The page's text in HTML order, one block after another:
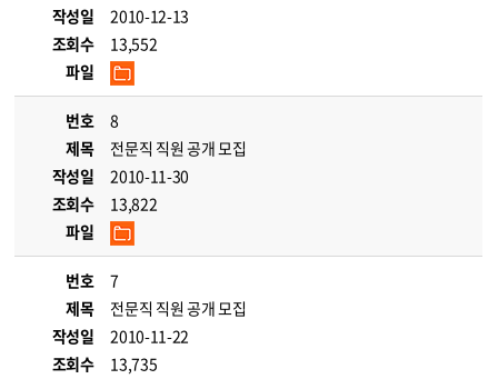
작성일
2010-12-13
조회수
13,552
파일
번호
8
제목
전문직 직원 공개 모집
작성일
2010-11-30
조회수
13,822
파일
번호
7
제목
전문직 직원 공개 모집
작성일
2010-11-22
조회수
13,735